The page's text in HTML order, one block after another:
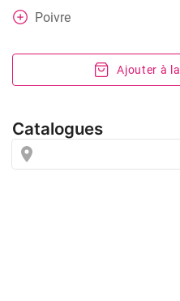
Poivre
Ajouter à